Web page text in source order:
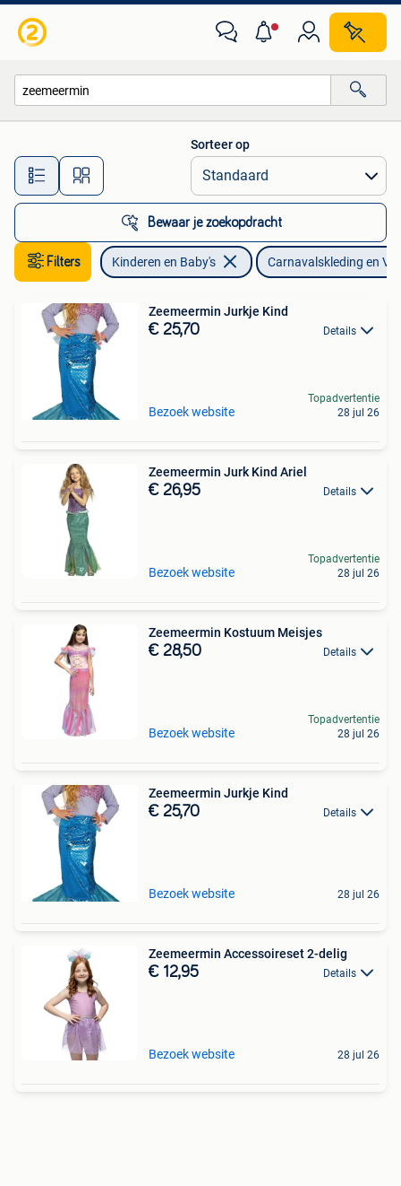
Alle afstanden…
Sorteer op
Bewaar je zoekopdracht
Filters Kinderen en Baby's Carnavalskleding en
Zeemeermin Jurkje Kind
€ 25,70 Details
Bezoek website
Topadvertentie
28 jul 26
Zeemeermin Jurk Kind Ariel
€ 26,95 Details
Bezoek website
Topadvertentie
28 jul 26
Zeemeermin Kostuum Meisjes
€ 28,50 Details
Bezoek website
Topadvertentie
28 jul 26
Zeemeermin Jurkje Kind
€ 25,70 Details
Bezoek website 28 jul 26
Zeemeermin Accessoireset 2-delig
€ 12,95 Details
Bezoek website 28 jul 26